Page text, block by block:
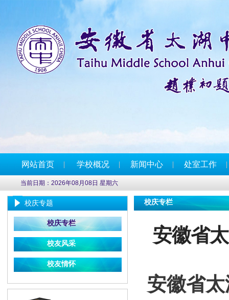
网站首页 学校概况 新闻中心 处室工作
当前日期：2026年08月08日 星期六
校庆专题
校庆专栏
校友风采
校友情怀
校庆专栏
安徽省
安徽省